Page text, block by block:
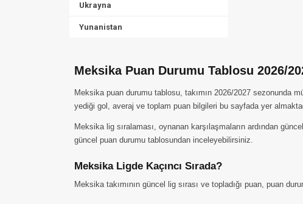
Ukrayna
Yunanistan
Meksika Puan Durumu Tablosu 2026/
Meksika puan durumu tablosu, takımın 2026/2027 sezonunda
yediği gol, averaj ve toplam puan bilgileri bu sayfada yer
Meksika lig sıralaması, oynanan karşılaşmaların ardından
güncel puan durumu tablosundan inceleyebilirsiniz.
Meksika Ligde Kaçıncı Sırada?
Meksika takımının güncel lig sırası ve topladığı puan, puan